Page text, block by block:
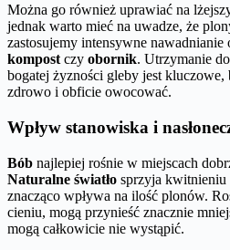
Można go również uprawiać na
jednak warto mieć na uwadze, że
zastosujemy intensywne nawadnianie
kompost czy obornik. Utrzymanie
bogatej żyzności gleby jest
zdrowo i obficie owocować.
Wpływ stanowiska i
Bób najlepiej rośnie w miejscach
Naturalne światło sprzyja
znacząco wpływa na ilość plonów.
cieniu, mogą przynieść znacznie
mogą całkowicie nie wystąpić.